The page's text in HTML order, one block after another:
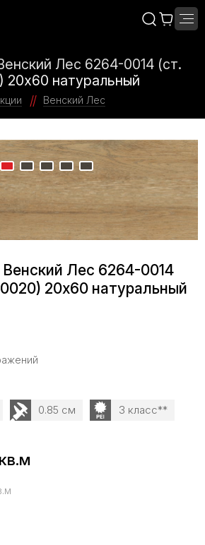
Лес 6264-0014 (ст.
20х60 натуральный
Венский Лес
Лес 6264-0014
20х60 натуральный
0.85 см 3 класс**